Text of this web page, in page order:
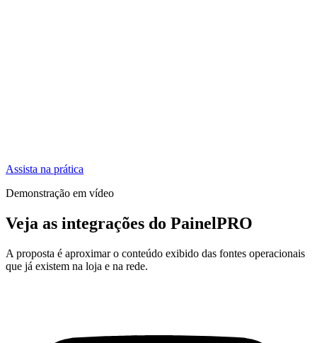
Assista na prática
Demonstração em vídeo
Veja as integrações do PainelPRO
A proposta é aproximar o conteúdo exibido das fontes operacionais
que já existem na loja e na rede.